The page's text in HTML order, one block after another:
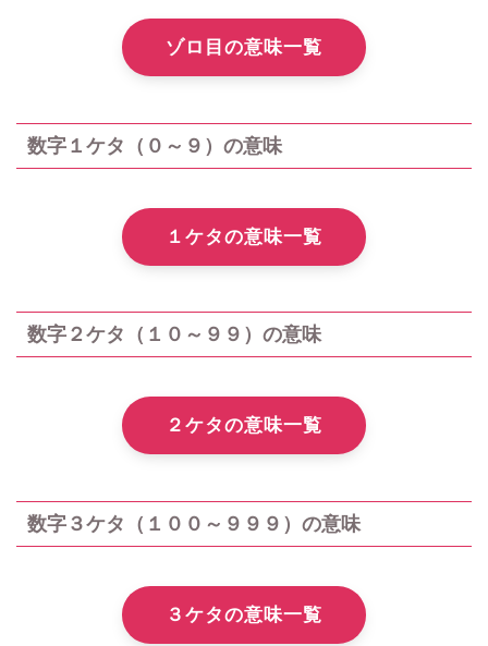
ゾロ目の意味一覧
数字１ケタ（０～９）の意味
１ケタの意味一覧
数字２ケタ（１０～９９）の意味
２ケタの意味一覧
数字３ケタ（１００～９９９）の意味
３ケタの意味一覧